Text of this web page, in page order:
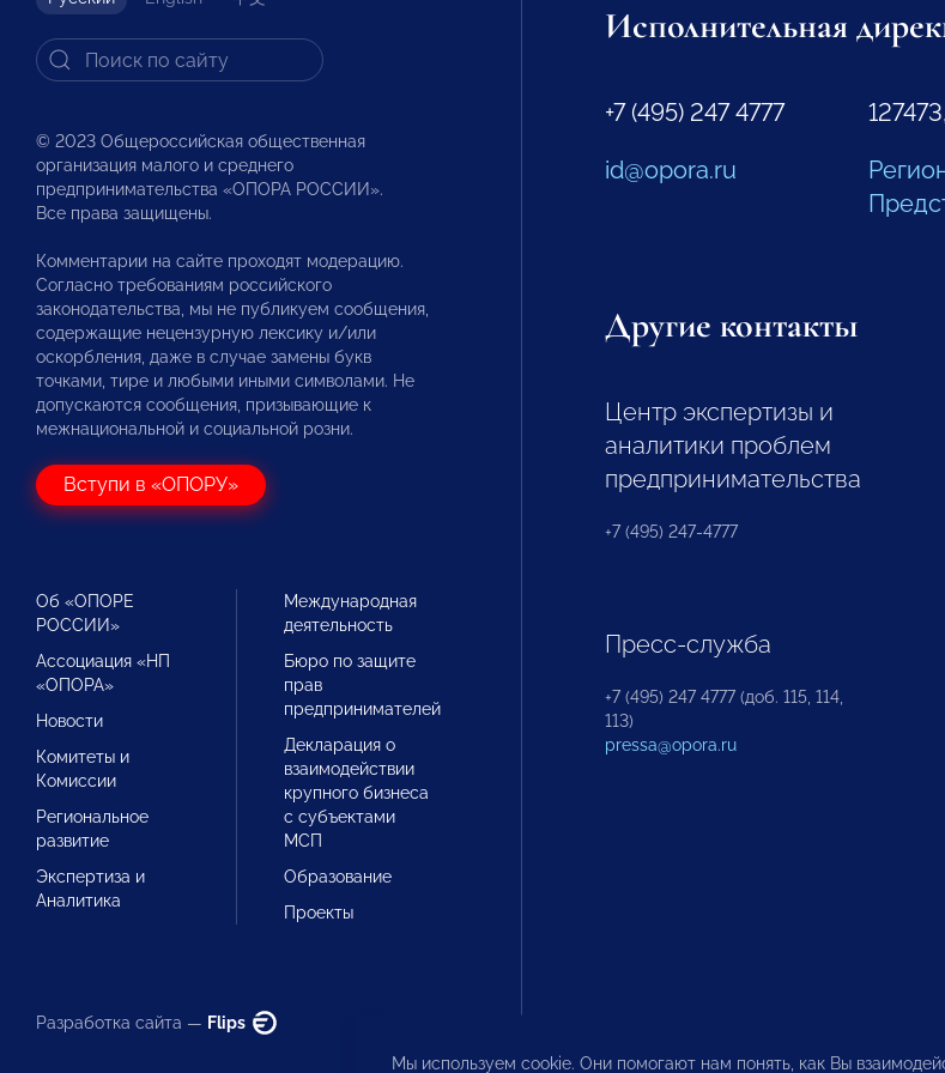
© 2023 Общероссийская общественная
организация малого и среднего
предпринимательства «ОПОРА РОССИИ».
Все права защищены.
Комментарии на сайте проходят модерацию.
Согласно требованиям российского
законодательства, мы не публикуем сообщения,
содержащие нецензурную лексику и/или
оскорбления, даже в случае замены букв
точками, тире и любыми иными символами. Не
допускаются сообщения, призывающие к
межнациональной и социальной розни.
Вступи в «ОПОРУ»
Об «ОПОРЕ
РОССИИ»
Ассоциация «НП
«ОПОРА»
Новости
Комитеты и
Комиссии
Региональное
развитие
Экспертиза и
Аналитика
Международная
деятельность
Бюро по защите
прав
предпринимателей
Декларация о
взаимодействии
крупного бизнеса
с субъектами
МСП
Образование
Проекты
Разработка сайта — Flips
Исполнительная
+7 (495) 247 4777
id@opora.ru
Другие контакты
Центр экспертизы и
аналитики проблем
предпринимательства
+7 (495) 247-4777
Пресс-служба
+7 (495) 247 4777 (доб. 115, 114,
113)
pressa@opora.ru
Мы используем cookie. Они помогают нам понять, как Вы